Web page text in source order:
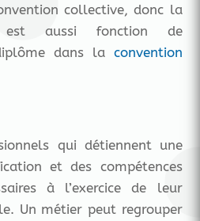
collective, donc la
est aussi fonction de
dans la convention
qui détiennent une
et des compétences
à l’exercice de leur
Un métier peut regrouper